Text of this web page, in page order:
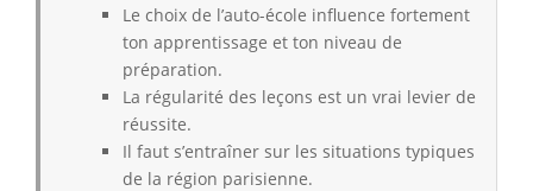
Le choix de l’auto-école influence fortement
ton apprentissage et ton niveau de
préparation.
La régularité des leçons est un vrai levier de
réussite.
Il faut s’entraîner sur les situations typiques
de la région parisienne.